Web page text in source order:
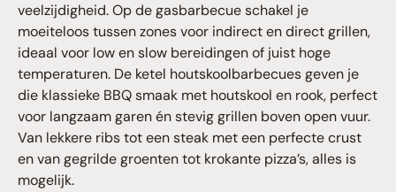
veelzijdigheid. Op de gasbarbecue schakel je
moeiteloos tussen zones voor indirect en direct grillen,
ideaal voor low en slow bereidingen of juist hoge
temperaturen. De ketel houtskoolbarbecues geven je
die klassieke BBQ smaak met houtskool en rook, perfect
voor langzaam garen én stevig grillen boven open vuur.
Van lekkere ribs tot een steak met een perfecte crust
en van gegrilde groenten tot krokante pizza’s, alles is
mogelijk.